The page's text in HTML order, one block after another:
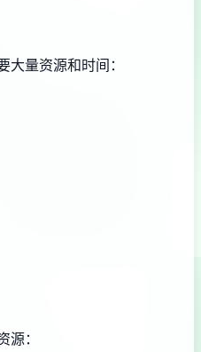
大量资源和时间：
：